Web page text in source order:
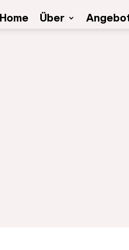
Home Über